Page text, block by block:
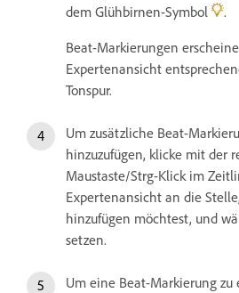
dem Glühbirnen-Symbol
.
Beat-Markierungen
Expertenansicht
Tonspur.
Um zusätzliche Beat-
hinzuzufügen, klicke mit der
Maustaste/Strg-Klick im
Expertenansicht an die
hinzufügen möchtest, und
setzen.
Um eine Beat-Markierung